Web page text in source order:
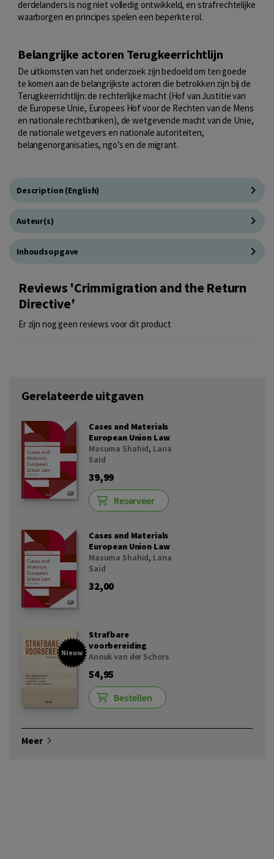
derdelanders is nog niet volledig ontwikkeld, en strafrechtelijke
waarborgen en principes spelen een beperkte rol.
Belangrijke actoren Terugkeerrichtlijn
De uitkomsten van het onderzoek zijn bedoeld om ten goede
te komen aan de belangrijkste actoren die betrokken zijn bij de
Terugkeerrichtlijn: de rechterlijke macht (Hof van Justitie van
de Europese Unie, Europees Hof voor de Rechten van de Mens
en nationale rechtbanken), de wetgevende macht van de Unie,
de nationale wetgevers en nationale autoriteiten,
belangenorganisaties, ngo’s en de migrant.
Description (English)
Auteur(s)
Inhoudsopgave
Reviews 'Crimmigration and the Return
Directive'
Er zijn nog geen reviews voor dit product
Gerelateerde uitgaven
Cases and Materials
European Union Law
Masuma Shahid, Lana
Said
39,99
Reserveer
Cases and Materials
European Union Law
Masuma Shahid, Lana
Said
32,00
Nieuw
Strafbare
voorbereiding
Anouk van der Schors
54,95
Bestellen
Meer